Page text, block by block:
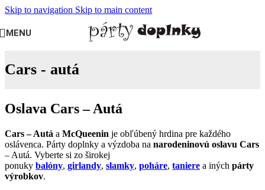
Skip to navigation Skip to main content
MENU
Cars - autá
Oslava Cars – Autá
Cars – Autá a McQueenin je obľúbený hrdina pre každého
oslávenca. Párty doplnky a výzdoba na narodeninovú oslavu Cars
– Autá. Vyberte si zo širokej
ponuky balóny, girlandy, slamky, poháre, taniere a iných párty
výrobkov.